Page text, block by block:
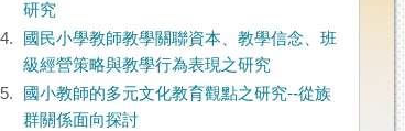
研究
4.
國民小學教師教學關聯資本、教學信念、班
級經營策略與教學行為表現之研究
5.
國小教師的多元文化教育觀點之研究--從族
群關係面向探討